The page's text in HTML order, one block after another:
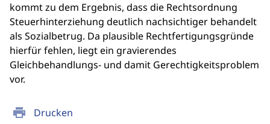
print Drucken
kommt zu dem Ergebnis, dass die Rechtsordnung
Steuerhinterziehung deutlich nachsichtiger behandelt
als Sozialbetrug. Da plausible Rechtfertigungsgründe
hierfür fehlen, liegt ein gravierendes
Gleichbehandlungs- und damit Gerechtigkeitsproblem
vor.